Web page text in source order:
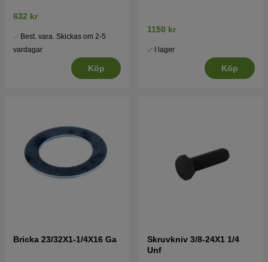
632 kr
Best. vara. Skickas om 2-5
vardagar
Köp
1150 kr
I lager
Köp
Bricka 23/32X1-1/4X16 Ga
Skruvkniv 3/8-24X1 1/4
Unf